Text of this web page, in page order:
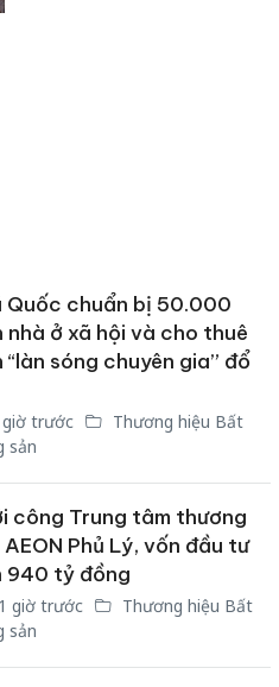
Quốc chuẩn bị 50.000
nhà ở xã hội và cho thuê
“làn sóng chuyên gia” đổ
giờ trước
Thương hiệu Bất
sản
công Trung tâm thương
AEON Phủ Lý, vốn đầu tư
940 tỷ đồng
giờ trước
Thương hiệu Bất
sản